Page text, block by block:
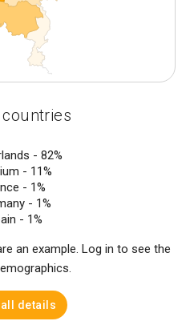
countries
- 82%
- 11%
- 1%
- 1%
- 1%
an example. Log in to see the
details